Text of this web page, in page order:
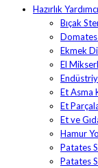
Hazırlık
Bıçak
Domates
Ekmek
El
Et Asma
Et
Et ve
Hamur
Patates
Patates